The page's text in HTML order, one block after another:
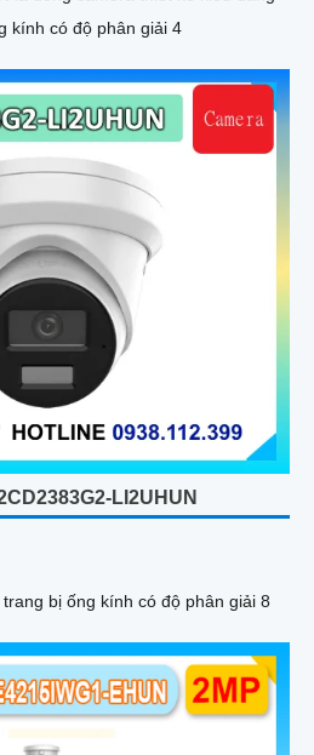
kính có độ phân giải 4
LI2UHUN
bị ống kính có độ phân giải 8